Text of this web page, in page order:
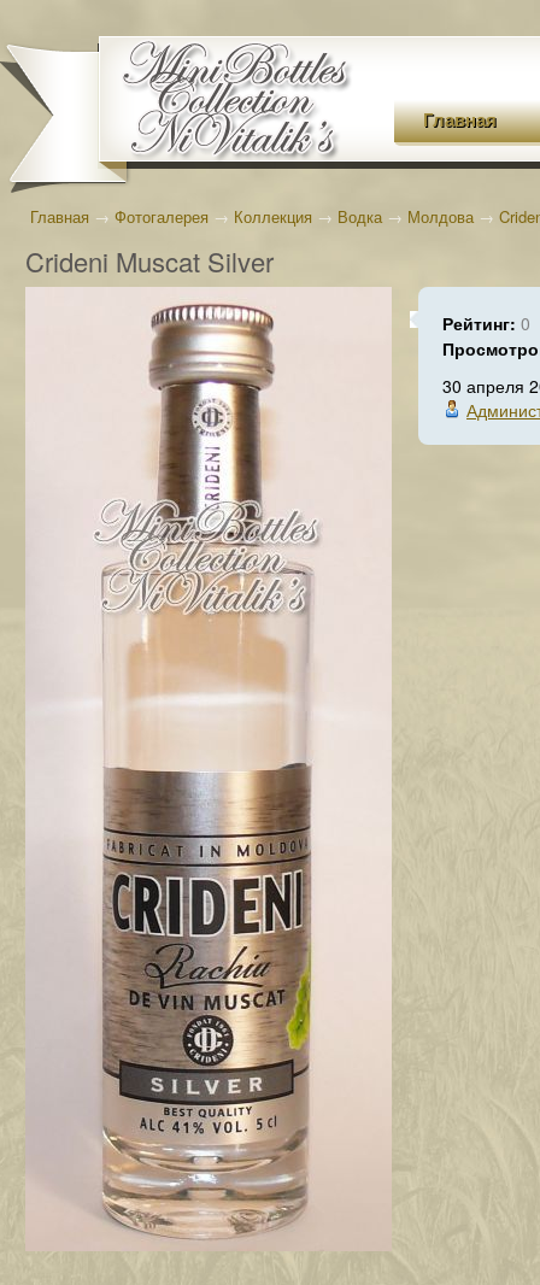
Главная
Главная → Фотогалерея → Коллекция → Водка→ Молдова→
Crideni Muscat Silver
Рейтинг: 0
30 апреля